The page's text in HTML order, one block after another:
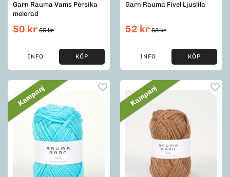
Garn Rauma Vams Persika
melerad
50 kr 55 kr
INFO KÖP
Garn Rauma Fivel Ljuslila
52 kr 58 kr
INFO KÖP
Kampanj Kampanj